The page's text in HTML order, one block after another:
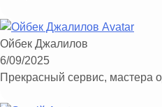
Ойбек Джалилов
6/09/2025
Прекрасный сервис, мастера